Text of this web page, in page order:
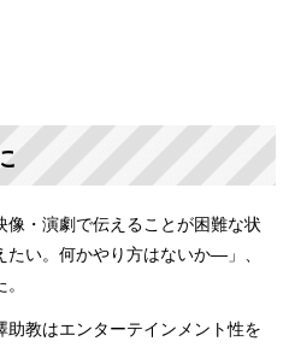
・演劇で伝えることが困難な状
い。何かやり方はないか―」、
教はエンターテインメント性を